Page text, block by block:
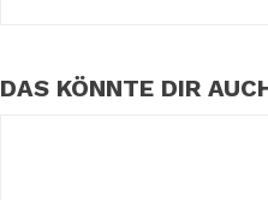
DAS KÖNNTE DIR